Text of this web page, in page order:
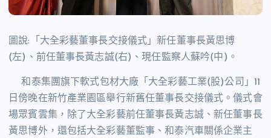
圖說:「大全彩藝董事長交接儀式」新任董事長黃思博
(左)、前任董事長黃志誠(右)、現任監察人蘇吟(中)。
和泰集團旗下軟式包材大廠「大全彩藝工業(股)公司」11
日傍晚在新竹產業園區舉行新舊任董事長交接儀式。儀式會
場眾賓雲集，除了大全彩藝前任董事長黃志誠、新任董事長
黃思博外，還包括大全彩藝董監事、和泰汽車關係企業主